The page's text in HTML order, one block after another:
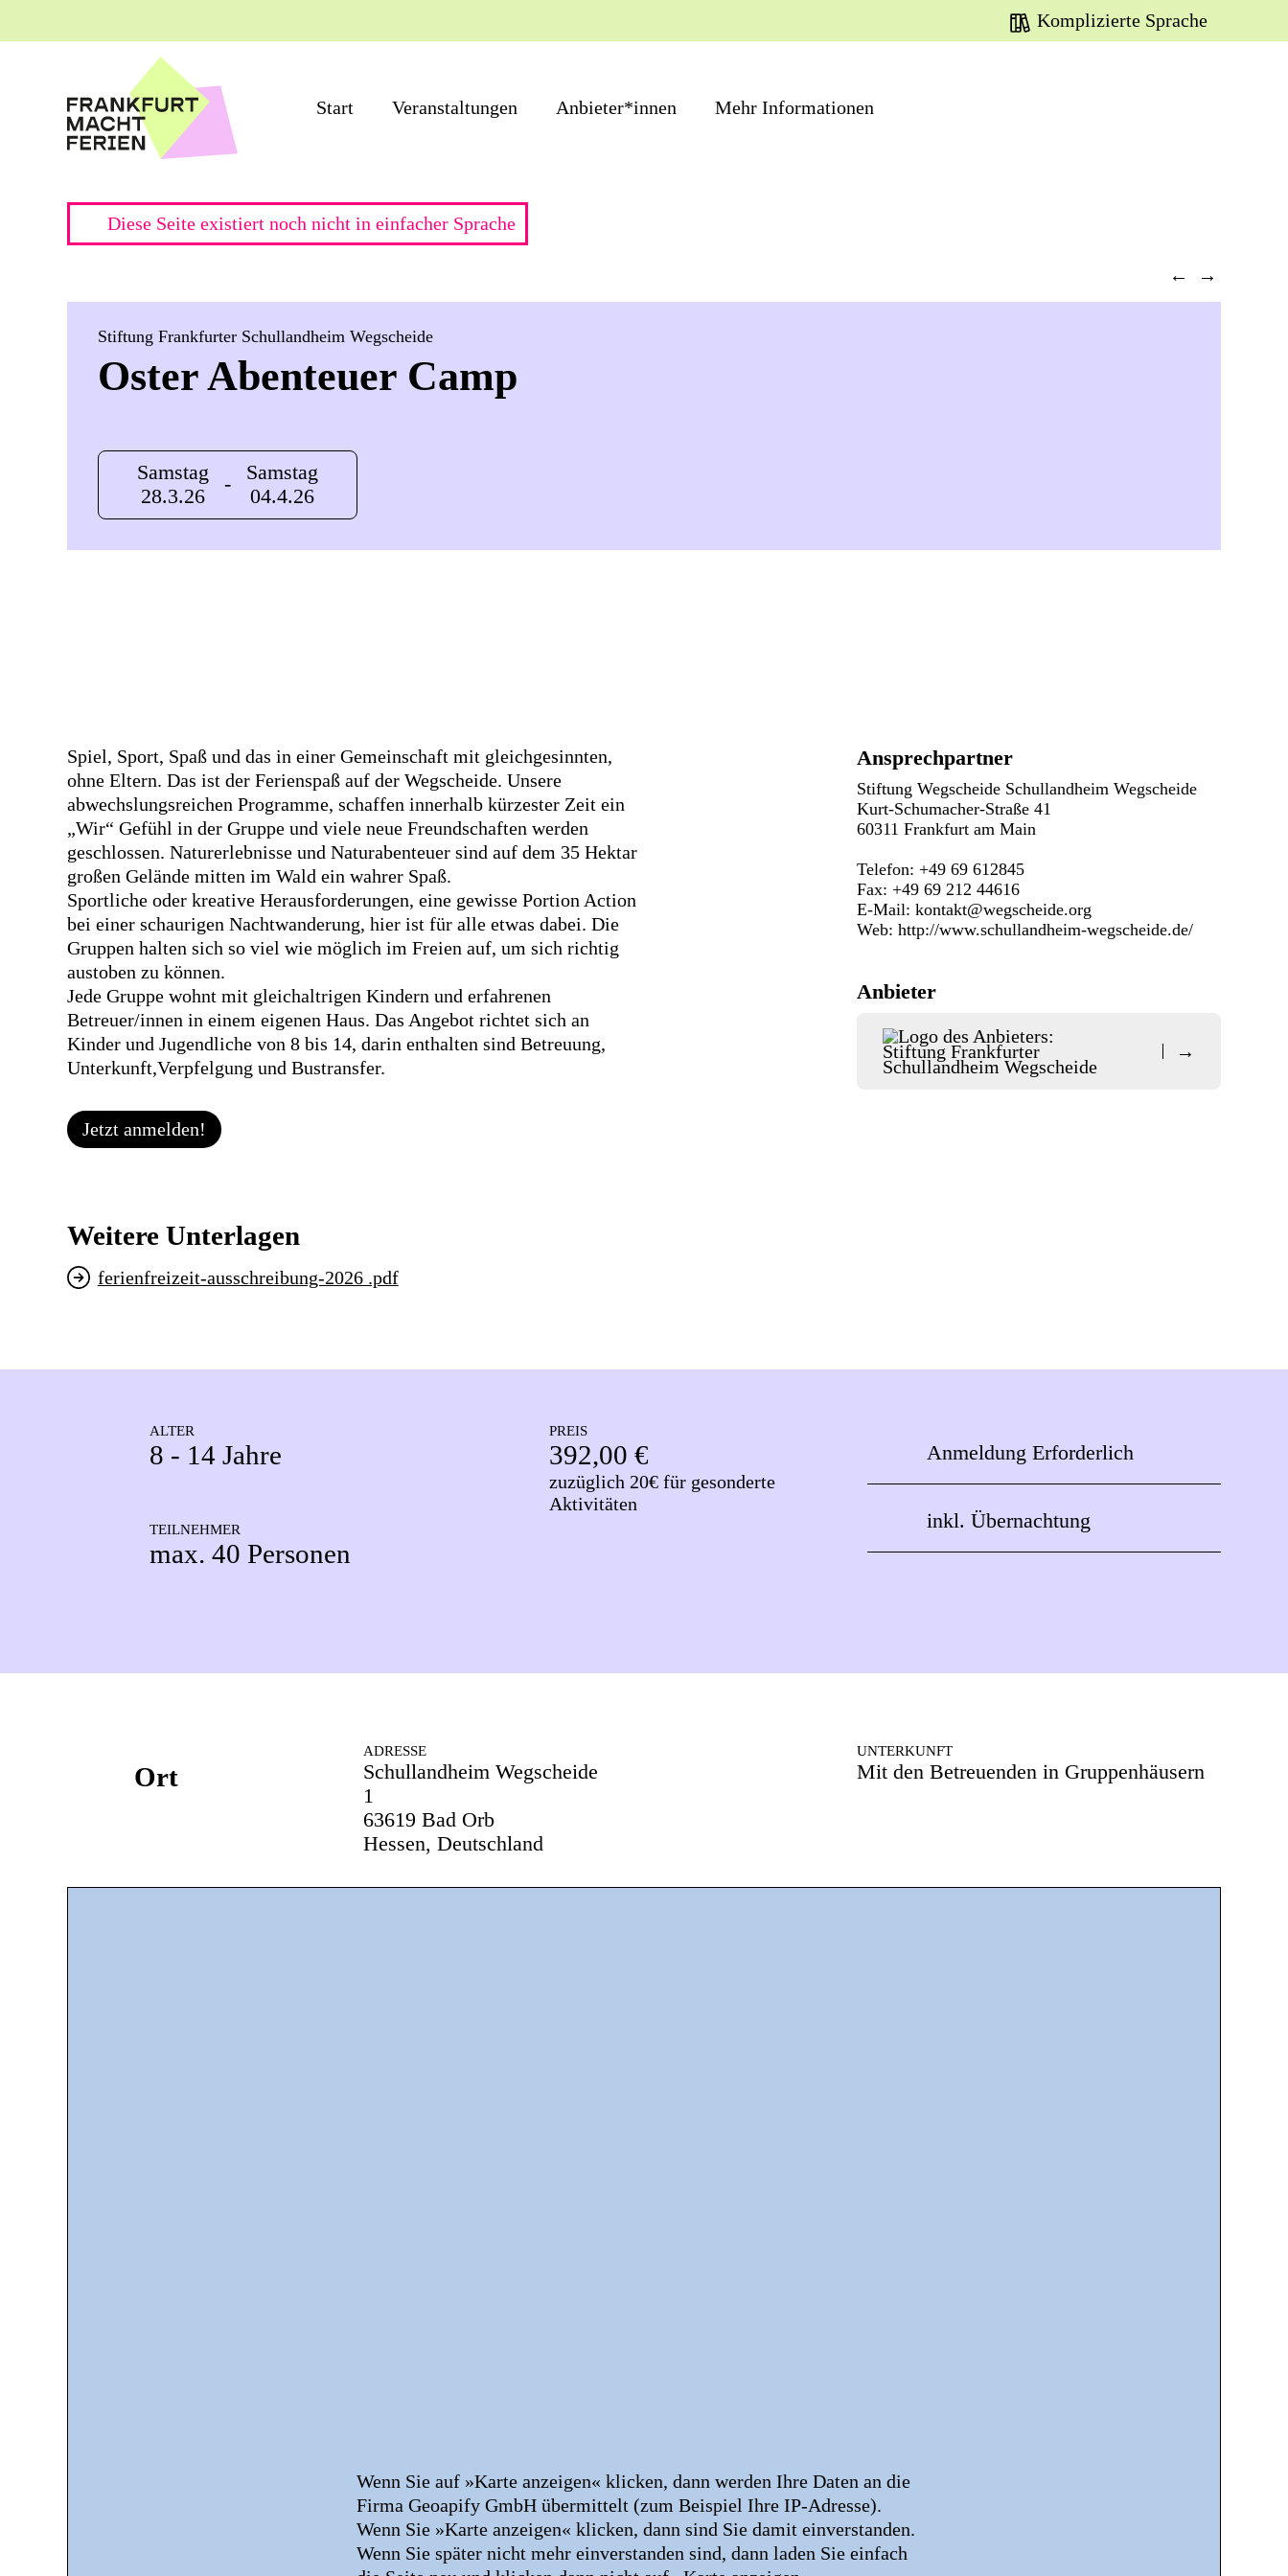
Komplizierte Sprache
Start Veranstaltungen Anbieter*innen Mehr Informationen
Diese Seite existiert noch nicht in einfacher Sprache
← →
Stiftung Frankfurter Schullandheim Wegscheide
Oster Abenteuer Camp
Samstag
28.3.26
-
Samstag
04.4.26
Spiel, Sport, Spaß und das in einer Gemeinschaft mit gleichgesinnten,
ohne Eltern. Das ist der Ferienspaß auf der Wegscheide. Unsere
abwechslungsreichen Programme, schaffen innerhalb kürzester Zeit ein
„Wir“ Gefühl in der Gruppe und viele neue Freundschaften werden
geschlossen. Naturerlebnisse und Naturabenteuer sind auf dem 35 Hektar
großen Gelände mitten im Wald ein wahrer Spaß.
Sportliche oder kreative Herausforderungen, eine gewisse Portion Action
bei einer schaurigen Nachtwanderung, hier ist für alle etwas dabei. Die
Gruppen halten sich so viel wie möglich im Freien auf, um sich richtig
austoben zu können.
Jede Gruppe wohnt mit gleichaltrigen Kindern und erfahrenen
Betreuer/innen in einem eigenen Haus. Das Angebot richtet sich an
Kinder und Jugendliche von 8 bis 14, darin enthalten sind Betreuung,
Unterkunft,Verpfelgung und Bustransfer.
Jetzt anmelden!
Weitere Unterlagen
ferienfreizeit-ausschreibung-2026 .pdf
Ansprechpartner
Stiftung Wegscheide Schullandheim Wegscheide
Kurt-Schumacher-Straße 41
60311 Frankfurt am Main
Telefon: +49 69 612845
Fax: +49 69 212 44616
E-Mail:kontakt@wegscheide.org
Web:http://www.schullandheim-wegscheide.de/
Anbieter
→
ALTER
8 - 14 Jahre
TEILNEHMER
max. 40 Personen
PREIS
392,00 €
zuzüglich 20€ für gesonderte
Aktivitäten
Anmeldung Erforderlich
inkl. Übernachtung
Ort
ADRESSE
Schullandheim Wegscheide
1
63619 Bad Orb
Hessen, Deutschland
UNTERKUNFT
Mit den Betreuenden in Gruppenhäusern
Wenn Sie auf »Karte anzeigen« klicken, dann werden Ihre Daten an die
Firma Geoapify GmbH übermittelt (zum Beispiel Ihre IP-Adresse).
Wenn Sie »Karte anzeigen« klicken, dann sind Sie damit einverstanden.
Wenn Sie später nicht mehr einverstanden sind, dann laden Sie einfach